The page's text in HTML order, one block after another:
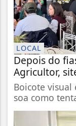
LOCAL
Depois do
Agricultor,
Boicote visual
soa como